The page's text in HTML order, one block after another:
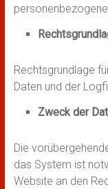
Rechtsgrundlage
Daten und der
Zweck der
Die
das System ist
Website an den